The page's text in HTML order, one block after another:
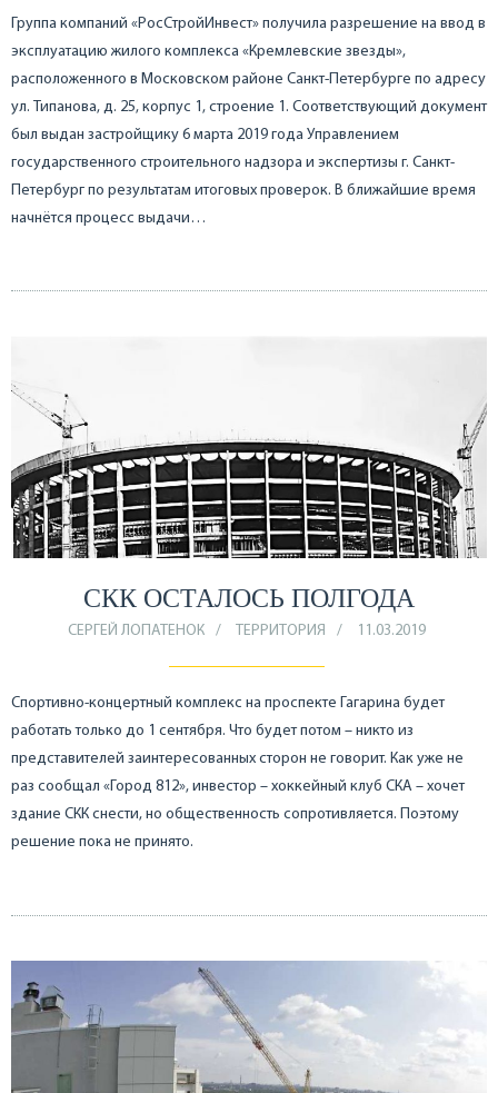
Группа компаний «РосСтройИнвест» получила разрешение на ввод в
эксплуатацию жилого комплекса «Кремлевские звезды»,
расположенного в Московском районе Санкт-Петербурге по адресу
ул. Типанова, д. 25, корпус 1, строение 1. Соответствующий документ
был выдан застройщику 6 марта 2019 года Управлением
государственного строительного надзора и экспертизы г. Санкт-
Петербург по результатам итоговых проверок. В ближайшие время
начнётся процесс выдачи…
СКК ОСТАЛОСЬ ПОЛГОДА
СЕРГЕЙ ЛОПАТЕНОК ТЕРРИТОРИЯ 11.03.2019
Спортивно-концертный комплекс на проспекте Гагарина будет
работать только до 1 сентября. Что будет потом – никто из
представителей заинтересованных сторон не говорит. Как уже не
раз сообщал «Город 812», инвестор – хоккейный клуб СКА – хочет
здание СКК снести, но общественность сопротивляется. Поэтому
решение пока не принято.